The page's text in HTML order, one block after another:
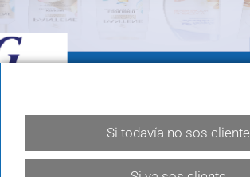
Si todavía no sos cliente